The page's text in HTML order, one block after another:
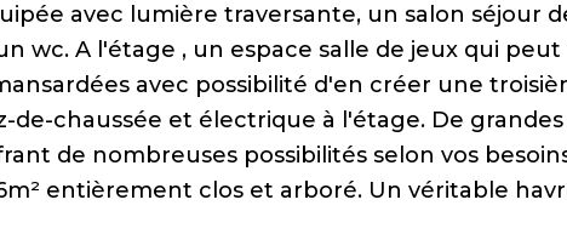
avec lumière traversante, un salon séjour
wc. A l'étage , un espace salle de jeux qui
avec possibilité d'en créer une
de-chaussée et électrique à l'étage. De
de nombreuses possibilités selon vos
entièrement clos et arboré. Un véritable